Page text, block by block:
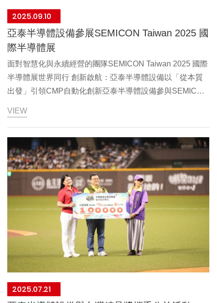
2025.09.10
亞泰半導體設備參展SEMICON Taiwan 2025 國
際半導體展
面對智慧化與永續經營的團隊SEMICON Taiwan 2025 國際
半導體展世界同行 創新啟航：亞泰半導體設備以「從本質
出發」引領CMP自動化創新亞泰半導體設備參與SEMICON
鳳表示，亞泰以「從本質出發」的工程哲學，聚焦CMP相
大面向達到優化。本次展出的一系列產品，正是此思維的具
體成果。在新興亞洲市場佈局方面，亞泰以在地化團隊提供
客戶即時且完善的服務。將推動新策略，結合亞泰既有專業
技術與當地材料、供應鏈，藉此降低斷鏈風險並維持服務能
量。為推動半導體產業的可持續發展貢獻專業力量，成為高
科技產業值得信賴的合作夥伴，與全球夥伴攜手創新啟航。
DIGITMES 科技網 報導亞泰致力研磨液設備智慧化 從問題
本質出發創造半導體製程新價值DIGITIMES 科技網/商情/半
導體/零組件 報導亞泰致力研磨液設備智慧化 從問題本質
VIEW
2025.07.21